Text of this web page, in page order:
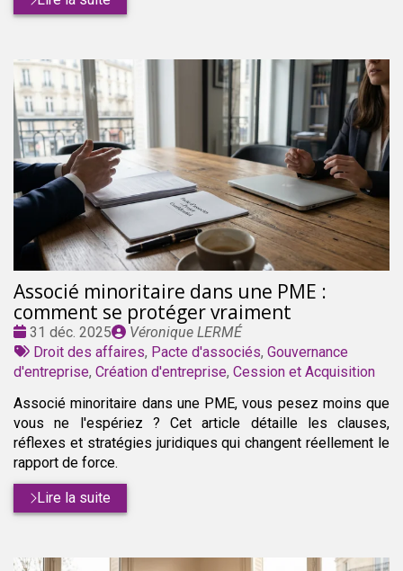
Associé minoritaire dans une PME :
comment se protéger vraiment
Date
:
31 déc. 2025
Publié
par
Véronique LERMÉ
Tags
:
Droit des affaires, Pacte d'associés, Gouvernance
d'entreprise, Création d'entreprise, Cession et Acquisition
Associé minoritaire dans une PME, vous pesez moins que
vous ne l'espériez ? Cet article détaille les clauses,
réflexes et stratégies juridiques qui changent réellement le
rapport de force.
Lire la suite